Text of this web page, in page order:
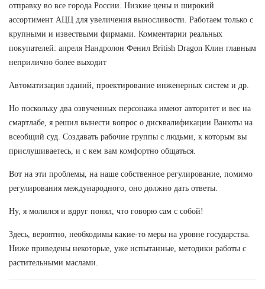
отправку во все города России. Низкие цены и широкий
ассортимент АЦЦ для увеличения выносливости. Работаем только с
крупными и извествыми фирмами. Комментарии реальных
покупателей: апреля Нандролон Фенил British Dragon Клин главным
неприлично более выходит
Автоматизация зданий, проектирование инженерных систем и др.
Но поскольку два озвученных персонажа имеют авторитет и вес на
смартлабе, я решил вынести вопрос о дисквалификации Ванюты на
всеобщий суд. Создавать рабочие группы с людьми, к которым вы
прислушиваетесь, и с кем вам комфортно общаться.
Вот на эти проблемы, на наше собственное регулирование, помимо
регулирования международного, оно должно дать ответы.
Ну, я молился и вдруг понял, что говорю сам с собой!
Здесь, вероятно, необходимы какие-то меры на уровне государства.
Ниже приведены некоторые, уже испытанные, методики работы с
растительными маслами.